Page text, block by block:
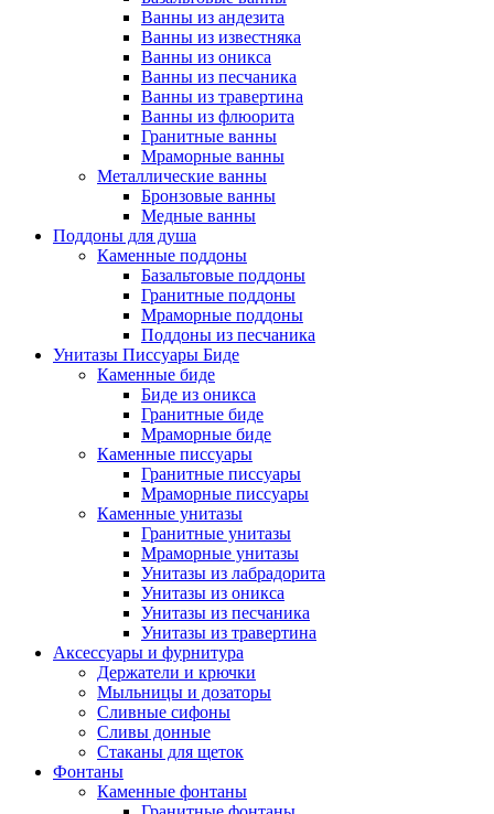
Ванны из андезита
Ванны из известняка
Ванны из оникса
Ванны из песчаника
Ванны из травертина
Ванны из флюорита
Гранитные ванны
Мраморные ванны
Металлические ванны
Бронзовые ванны
Медные ванны
Поддоны для душа
Каменные поддоны
Базальтовые поддоны
Гранитные поддоны
Мраморные поддоны
Поддоны из песчаника
Унитазы Писсуары Биде
Каменные биде
Биде из оникса
Гранитные биде
Мраморные биде
Каменные писсуары
Гранитные писсуары
Мраморные писсуары
Каменные унитазы
Гранитные унитазы
Мраморные унитазы
Унитазы из лабрадорита
Унитазы из оникса
Унитазы из песчаника
Унитазы из травертина
Аксессуары и фурнитура
Держатели и крючки
Мыльницы и дозаторы
Сливные сифоны
Сливы донные
Стаканы для щеток
Фонтаны
Каменные фонтаны